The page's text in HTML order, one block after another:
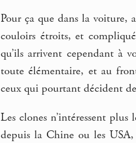
Pour ça que dans la voiture,
couloirs étroits, et
qu’ils arrivent cependant à
toute élémentaire, et au
ceux qui pourtant décident
Les clones n’intéressent
depuis la Chine ou les USA,